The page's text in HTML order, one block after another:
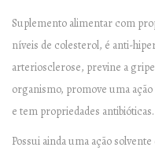
0
c
á
p
s
u
Suplemento alimentar com
níveis de colesterol, é anti-
arteriosclerose, previne a
organismo, promove uma
e tem propriedades antibióticas.
Possui ainda uma ação